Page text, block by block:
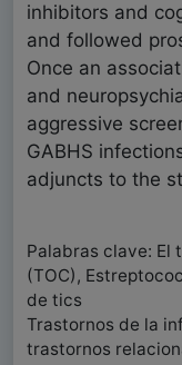
inhibitors and
and followed
Once an
and
aggressive
GABHS
adjuncts to the
Palabras clave: El
(TOC),
de tics
Trastornos de la
trastornos